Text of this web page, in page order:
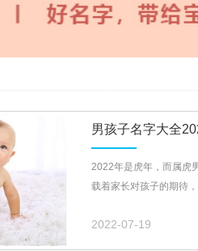
男孩子名字大全
2022年是虎年，而属虎
载着家长对孩子的期待
2022-07-19